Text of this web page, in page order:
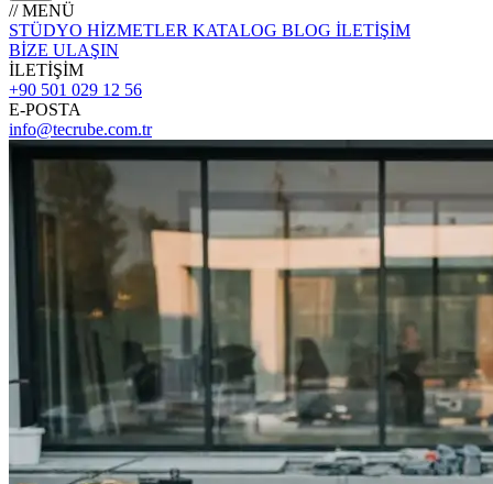
// MENÜ
STÜDYO HİZMETLER KATALOG BLOG İLETİŞİM
BİZE ULAŞIN
İLETİŞİM
+90 501 029 12 56
E-POSTA
info@tecrube.com.tr